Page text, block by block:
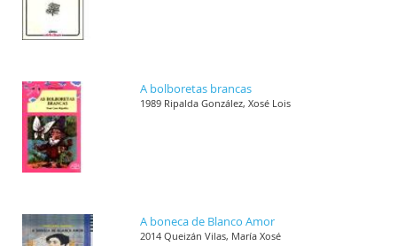
A bolboretas brancas
1989 Ripalda González, Xosé Lois
A boneca de Blanco Amor
2014 Queizán Vilas, María Xosé